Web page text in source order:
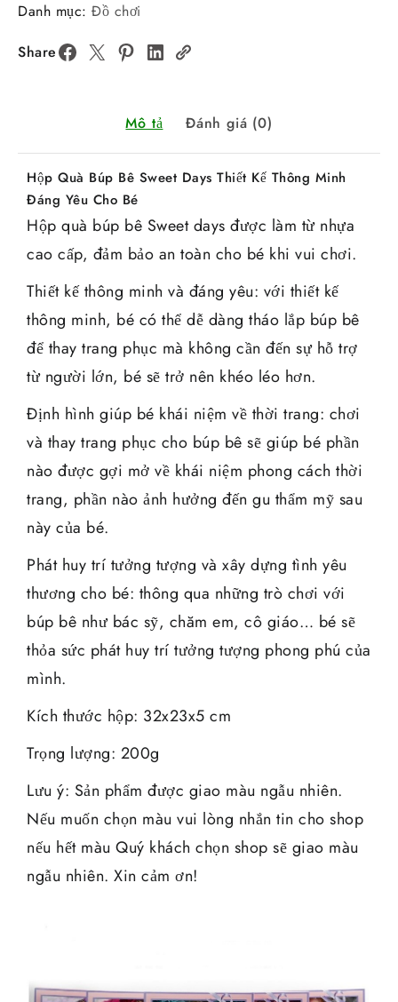
Danh mục: Đồ chơi
Share
Mô tả Đánh giá (0)
Hộp Quà Búp Bê Sweet Days Thiết Kế Thông Minh
Đáng Yêu Cho Bé
Hộp quà búp bê Sweet days được làm từ nhựa
cao cấp, đảm bảo an toàn cho bé khi vui chơi.
Thiết kế thông minh và đáng yêu: với thiết kế
thông minh, bé có thể dễ dàng tháo lắp búp bê
để thay trang phục mà không cần đến sự hỗ trợ
từ người lớn, bé sẽ trở nên khéo léo hơn.
Định hình giúp bé khái niệm về thời trang: chơi
và thay trang phục cho búp bê sẽ giúp bé phần
nào được gợi mở về khái niệm phong cách thời
trang, phần nào ảnh hưởng đến gu thẩm mỹ sau
này của bé.
Phát huy trí tưởng tượng và xây dựng tình yêu
thương cho bé: thông qua những trò chơi với
búp bê như bác sỹ, chăm em, cô giáo… bé sẽ
thỏa sức phát huy trí tưởng tượng phong phú của
mình.
Kích thước hộp: 32x23x5 cm
Trọng lượng: 200g
Lưu ý: Sản phẩm được giao màu ngẫu nhiên.
Nếu muốn chọn màu vui lòng nhắn tin cho shop
nếu hết màu Quý khách chọn shop sẽ giao màu
ngẫu nhiên. Xin cảm ơn!